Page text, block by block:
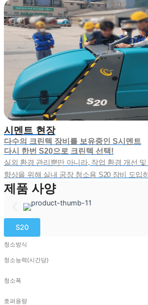
시멘트 현장
다수의 크린텍 장비를 보유중인 S시멘트
다시 한번 S20으로 크린텍 선택!
실외 환경 관리뿐만 아니라, 작업 환경 개선
향상을 위해 실내 공장 청소용 S20 장비 도입
제품 사양
S20
청소방식
청소능력(시간당)
청소폭
호퍼용량